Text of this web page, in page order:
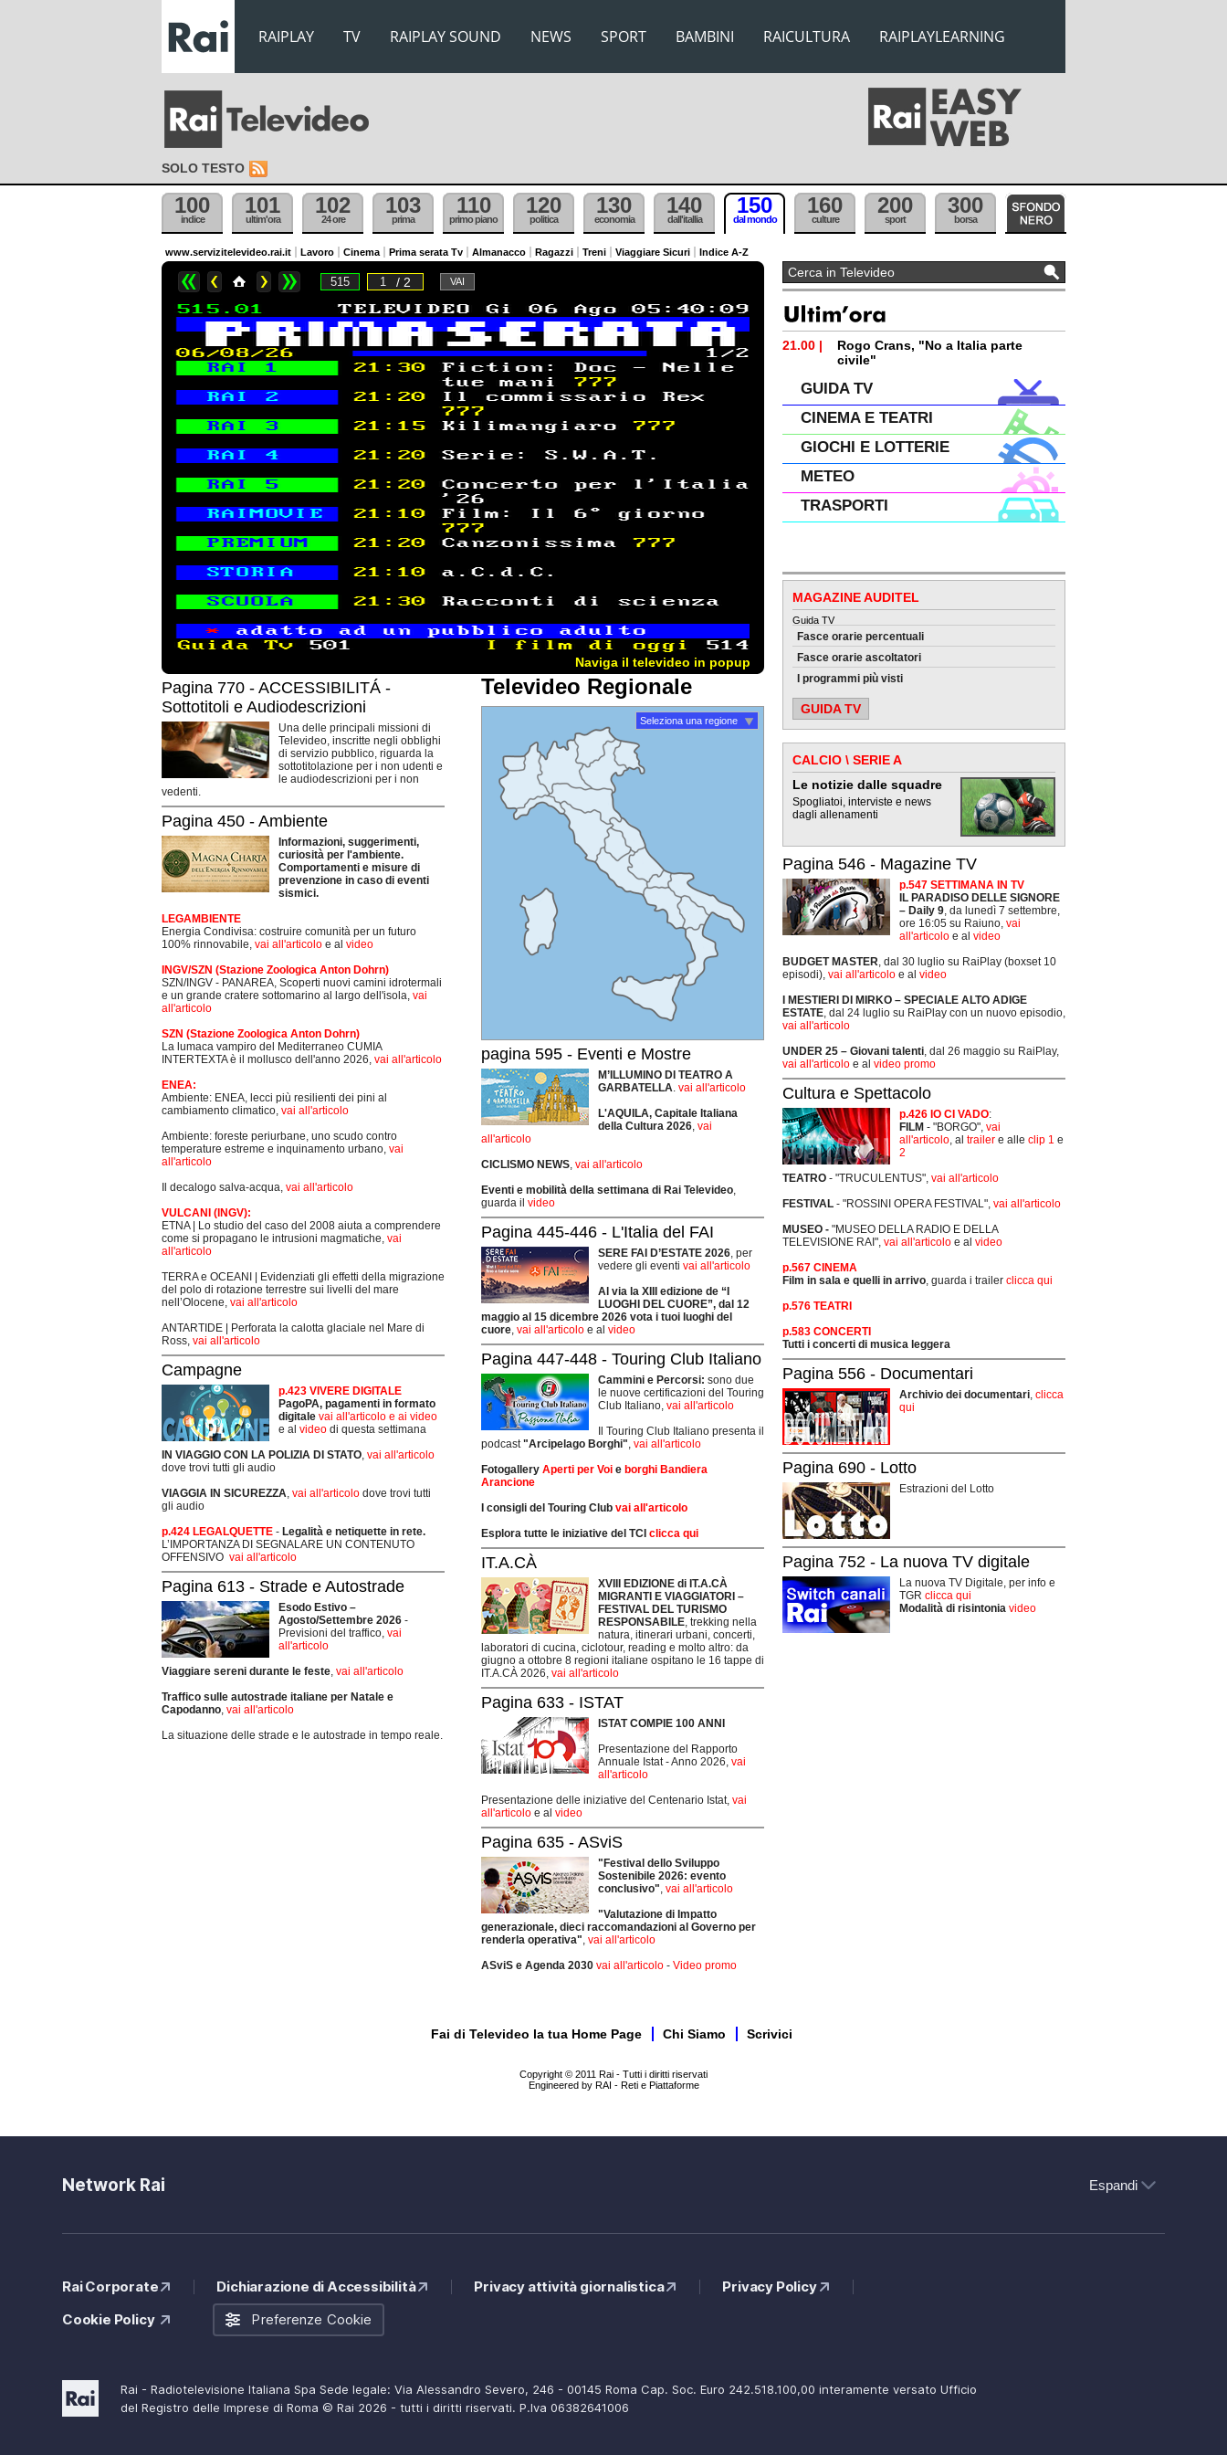
RAIPLAY TV RAIPLAY SOUND NEWS SPORT BAMBINI RAICULTURA RAIPLAYLEARNING
SOLO TESTO
100
indice
101
ultim'ora
102
24 ore
103
prima
110
primo piano
120
politica
130
economia
140
dall'itallia
150
dal mondo
160
culture
200
sport
300
borsa
www.servizitelevideo.rai.it Lavoro Cinema Prima serata Tv Almanacco Ragazzi Treni Viaggiare Sicuri Indice A-Z
/ 2
Naviga il televideo in popup
Pagina 770 - ACCESSIBILITÁ -
Sottotitoli e Audiodescrizioni
Una delle principali missioni di
Televideo, inscritte negli obblighi
di servizio pubblico, riguarda la
sottotitolazione per i non udenti e
le audiodescrizioni per i non
vedenti.
Pagina 450 - Ambiente
Informazioni, suggerimenti,
curiosità per l'ambiente.
Comportamenti e misure di
prevenzione in caso di eventi
sismici.
LEGAMBIENTE
Energia Condivisa: costruire comunità per un futuro
100% rinnovabile, vai all'articolo e al video
INGV/SZN (Stazione Zoologica Anton Dohrn)
SZN/INGV - PANAREA, Scoperti nuovi camini idrotermali
e un grande cratere sottomarino al largo dell'isola, vai
all'articolo
SZN (Stazione Zoologica Anton Dohrn)
La lumaca vampiro del Mediterraneo CUMIA
INTERTEXTA è il mollusco dell'anno 2026, vai all'articolo
ENEA:
Ambiente: ENEA, lecci più resilienti dei pini al
cambiamento climatico, vai all'articolo
Ambiente: foreste periurbane, uno scudo contro
temperature estreme e inquinamento urbano, vai
all'articolo
Il decalogo salva-acqua, vai all'articolo
VULCANI (INGV):
ETNA | Lo studio del caso del 2008 aiuta a comprendere
come si propagano le intrusioni magmatiche, vai
all'articolo
TERRA e OCEANI | Evidenziati gli effetti della migrazione
del polo di rotazione terrestre sui livelli del mare
nell’Olocene, vai all'articolo
ANTARTIDE | Perforata la calotta glaciale nel Mare di
Ross, vai all'articolo
Campagne
p.423 VIVERE DIGITALE
PagoPA, pagamenti in formato
digitale vai all'articolo e ai video
e al video di questa settimana
IN VIAGGIO CON LA POLIZIA DI STATO, vai all'articolo
dove trovi tutti gli audio
VIAGGIA IN SICUREZZA, vai all'articolo dove trovi tutti
gli audio
p.424 LEGALQUETTE - Legalità e netiquette in rete.
L’IMPORTANZA DI SEGNALARE UN CONTENUTO
OFFENSIVO vai all'articolo
Pagina 613 - Strade e Autostrade
Esodo Estivo –
Agosto/Settembre 2026 -
Previsioni del traffico, vai
all'articolo
Viaggiare sereni durante le feste, vai all'articolo
Traffico sulle autostrade italiane per Natale e
Capodanno, vai all'articolo
La situazione delle strade e le autostrade in tempo reale.
Televideo Regionale
Seleziona una regione
pagina 595 - Eventi e Mostre
M’ILLUMINO DI TEATRO A
GARBATELLA. vai all'articolo
L'AQUILA, Capitale Italiana
della Cultura 2026, vai
all'articolo
CICLISMO NEWS, vai all'articolo
Eventi e mobilità della settimana di Rai Televideo,
guarda il video
Pagina 445-446 - L'Italia del FAI
SERE FAI D’ESTATE 2026, per
vedere gli eventi vai all'articolo
Al via la XIII edizione de “I
LUOGHI DEL CUORE”, dal 12
maggio al 15 dicembre 2026 vota i tuoi luoghi del
cuore, vai all'articolo e al video
Pagina 447-448 - Touring Club Italiano
Cammini e Percorsi: sono due
le nuove certificazioni del Touring
Club Italiano, vai all'articolo
Il Touring Club Italiano presenta il
podcast"Arcipelago Borghi", vai all'articolo
Fotogallery Aperti per Voi e borghi Bandiera
Arancione
I consigli del Touring Club vai all'articolo
Esplora tutte le iniziative del TCI clicca qui
IT.A.CÀ
XVIII EDIZIONE di IT.A.CÀ
MIGRANTI E VIAGGIATORI –
FESTIVAL DEL TURISMO
RESPONSABILE, trekking nella
natura, itinerari urbani, concerti,
laboratori di cucina, ciclotour, reading e molto altro: da
giugno a ottobre 8 regioni italiane ospitano le 16 tappe di
IT.A.CÀ 2026, vai all'articolo
Pagina 633 - ISTAT
ISTAT COMPIE 100 ANNI
Presentazione del Rapporto
Annuale Istat - Anno 2026, vai
all'articolo
Presentazione delle iniziative del Centenario Istat, vai
all'articolo e al video
Pagina 635 - ASviS
"Festival dello Sviluppo
Sostenibile 2026: evento
conclusivo", vai all'articolo
"Valutazione di Impatto
generazionale, dieci raccomandazioni al Governo per
renderla operativa", vai all'articolo
ASviS e Agenda 2030 vai all'articolo - Video promo
21.00 |
Rogo Crans, "No a Italia parte
civile"
GUIDA TV
CINEMA E TEATRI
GIOCHI E LOTTERIE
METEO
TRASPORTI
MAGAZINE AUDITEL
Guida TV
Fasce orarie percentuali
Fasce orarie ascoltatori
I programmi più visti
GUIDA TV
CALCIO \ SERIE A
Le notizie dalle squadre
Spogliatoi, interviste e news
dagli allenamenti
Pagina 546 - Magazine TV
p.547 SETTIMANA IN TV
IL PARADISO DELLE SIGNORE
– Daily 9 , da lunedì 7 settembre,
ore 16:05 su Raiuno, vai
all'articolo e al video
BUDGET MASTER , dal 30 luglio su RaiPlay (boxset 10
episodi), vai all'articolo e al video
I MESTIERI DI MIRKO – SPECIALE ALTO ADIGE
ESTATE , dal 24 luglio su RaiPlay con un nuovo episodio,
vai all'articolo
UNDER 25 – Giovani talenti , dal 26 maggio su RaiPlay,
vai all'articolo e al video promo
Cultura e Spettacolo
p.426 IO CI VADO:
FILM - "BORGO", vai
all'articolo , al trailer e alle clip 1 e
2
TEATRO - "TRUCULENTUS", vai all'articolo
FESTIVAL - "ROSSINI OPERA FESTIVAL", vai all'articolo
MUSEO - "MUSEO DELLA RADIO E DELLA
TELEVISIONE RAI", vai all'articolo e al video
p.567 CINEMA
Film in sala e quelli in arrivo , guarda i trailer clicca qui
p.576 TEATRI
p.583 CONCERTI
Tutti i concerti di musica leggera
Pagina 556 - Documentari
Archivio dei documentari clicca
qui
Pagina 690 - Lotto
Estrazioni del Lotto
Pagina 752 - La nuova TV digitale
La nuova TV Digitale, per info e
TGR clicca qui
Modalità di risintonia video
Fai di Televideo la tua Home Page Chi Siamo Scrivici
Copyright © 2011 Rai - Tutti i diritti riservati
Engineered by RAI - Reti e Piattaforme